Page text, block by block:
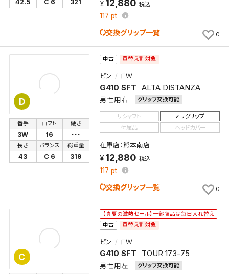
42.5 C 6 321 12,880 税込
117 pt
交換グリップ一覧 0
D
中古 買替え割対象
ピン ＦＷ
G410 SFT ALTA DISTANZA
男性用右 グリップ交換可能
番手
3W
ロフト
16
硬さ
･･･
長さ
43
バランス
C 6
総重量
319
リシャフト
リグリップ
付属品
ヘッドカバー
在庫店：熊本南店
12,880 税込
117 pt
交換グリップ一覧 0
C
【真夏の激熱セール】一部商品は毎日入れ替え
中古
買替え割対象
ピン ＦＷ
G410 SFT TOUR 173-75
男性用左
グリップ交換可能